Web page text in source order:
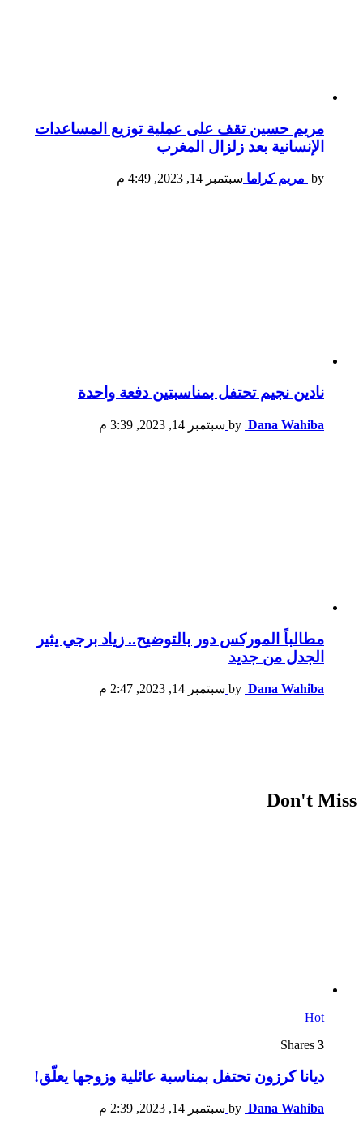
مريم حسين تقف على عملية توزيع المساعدات
الإنسانية بعد زلزال المغرب
by مريم كراما سبتمبر 14, 2023, 4:49 م
نادين نجيم تحتفل بمناسبتين دفعة واحدة
by Dana Wahiba سبتمبر 14, 2023, 3:39 م
مطالباً الموركس دور بالتوضيح.. زياد برجي يثير
الجدل من جديد
by Dana Wahiba سبتمبر 14, 2023, 2:47 م
Don't Miss
Hot
3
ديانا كرزون تحتفل بمناسبة عائلية وزوجها يعلّق!
by Dana Wahiba سبتمبر 14, 2023, 2:39 م